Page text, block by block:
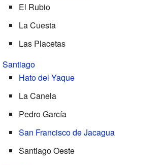
El Rubio
La Cuesta
Las Placetas
Santiago
Hato del Yaque
La Canela
Pedro García
San Francisco de Jacagua
Santiago Oeste